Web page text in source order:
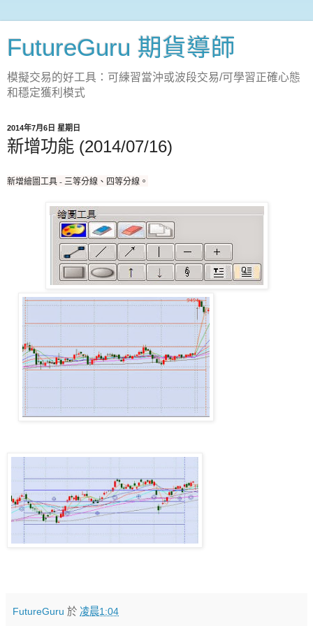
FutureGuru 期貨導師
模擬交易的好工具：可練習當沖或波段交易/可學習正確心態
和穩定獲利模式
2014年7月6日 星期日
新增功能 (2014/07/16)
新增繪圖工具 - 三等分線、四等分線。
FutureGuru 於 凌晨1:04